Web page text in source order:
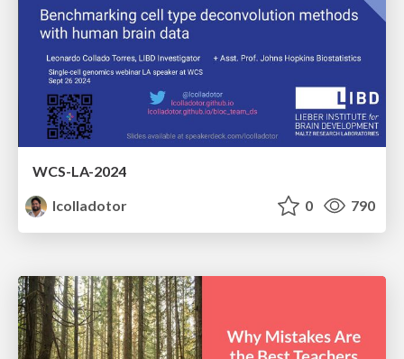
WCS-LA-2024
lcolladotor
0 790